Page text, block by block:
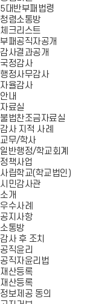
5대반부패법령
청렴소통방
체크리스트
부패공직자공개
감사결과공개
국정감사
행정사무감사
자율감사
안내
자료실
불법찬조금자료실
감사 지적 사례
교무/학사
일반행정/학교회계
정책사업
사립학교(학교법인)
시민감사관
소개
우수사례
공지사항
소통방
감사 후 조치
공직윤리
공직자윤리법
재산등록
재산등록
정보제공 동의